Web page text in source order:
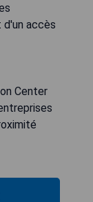
accès
Center